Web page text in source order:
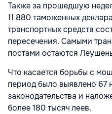
Также за прошедшую
11 880 таможенных
транспортных средств
пересечения. Самыми
постами остаются
Что касается борьбы с
период было выявлено 67
законодательства и
более 180 тысяч леев.